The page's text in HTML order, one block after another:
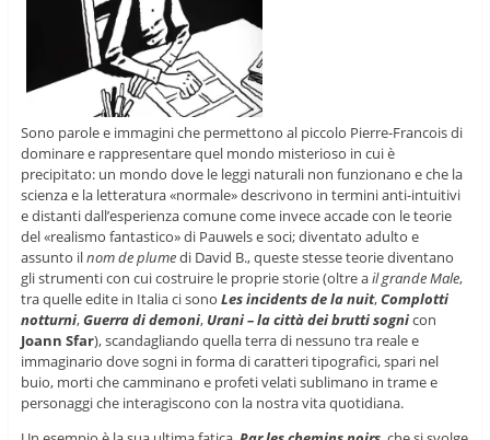
Sono parole e immagini che permettono al piccolo Pierre-Francois di
dominare e rappresentare quel mondo misterioso in cui è
precipitato: un mondo dove le leggi naturali non funzionano e che la
scienza e la letteratura «normale» descrivono in termini anti-intuitivi
e distanti dall’esperienza comunecome invece accadecon le teorie
del «realismo fantastico» di Pauwels e soci; diventato adulto e
assunto ilnom de plumedi David B., queste stesse teorie diventano
gli strumenti con cui costruire le proprie storie (oltre ail grande Male,
tra quelle edite in Italia ci sono Les incidents de la nuit,Complotti
notturni,Guerra di demoni, Urani – la città dei brutti sognicon
Joann Sfar), scandagliando quella terra di nessuno tra reale e
immaginario dove sogni in forma di caratteri tipografici, spari nel
buio, morti che camminano e profeti velati sublimano in trame e
personaggi che interagiscono con la nostra vita quotidiana.